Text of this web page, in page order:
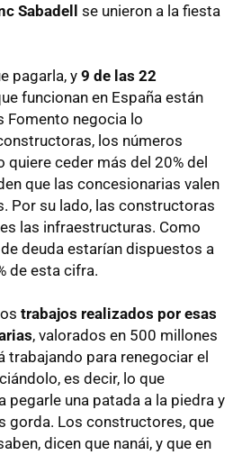
Sabadell
se unieron a la fiesta
pagarla, y 9 de las 22
funcionan en España están
Fomento negocia lo
los números
quiere ceder más del 20% del
que las concesionarias valen
Por su lado, las constructoras
las infraestructuras. Como
deuda estarían dispuestos a
de esta cifra.
trabajos realizados por esas
, valorados en 500 millones
trabajando para renegociar el
es decir, lo que
pegarle una patada a la piedra y
gorda. Los constructores, que
dicen que nanái, y que en